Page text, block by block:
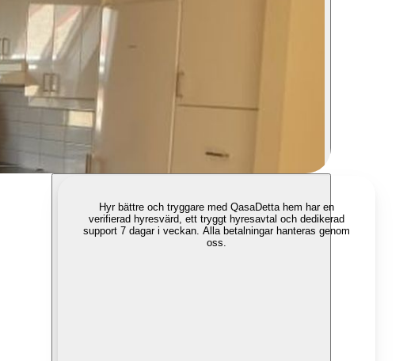
Hyr bättre och tryggare med QasaDetta hem har en
verifierad hyresvärd, ett tryggt hyresavtal och dedikerad
support 7 dagar i veckan. Alla betalningar hanteras genom
oss.